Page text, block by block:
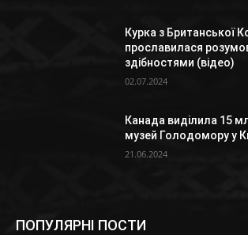
Курка з Британської
прославилася
здібностями (відео)
02.07.2024
Канада виділила 15
музей Голодомору у
21.06.2024
ПОПУЛЯРНІ ПОСТИ